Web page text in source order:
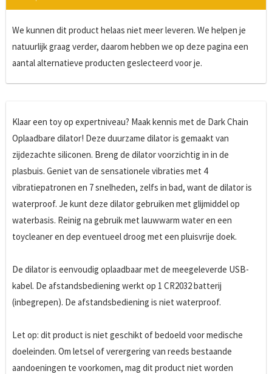
We kunnen dit product helaas niet meer leveren. We helpen je
natuurlijk graag verder, daarom hebben we op deze pagina een
aantal alternatieve producten geslecteerd voor je.
Klaar een toy op expertniveau? Maak kennis met de Dark Chain
Oplaadbare dilator! Deze duurzame dilator is gemaakt van
zijdezachte siliconen. Breng de dilator voorzichtig in in de
plasbuis. Geniet van de sensationele vibraties met 4
vibratiepatronen en 7 snelheden, zelfs in bad, want de dilator is
waterproof. Je kunt deze dilator gebruiken met glijmiddel op
waterbasis. Reinig na gebruik met lauwwarm water en een
toycleaner en dep eventueel droog met een pluisvrije doek.
De dilator is eenvoudig oplaadbaar met de meegeleverde USB-
kabel. De afstandsbediening werkt op 1 CR2032 batterij
(inbegrepen). De afstandsbediening is niet waterproof.
Let op: dit product is niet geschikt of bedoeld voor medische
doeleinden. Om letsel of verergering van reeds bestaande
aandoeningen te voorkomen, mag dit product niet worden